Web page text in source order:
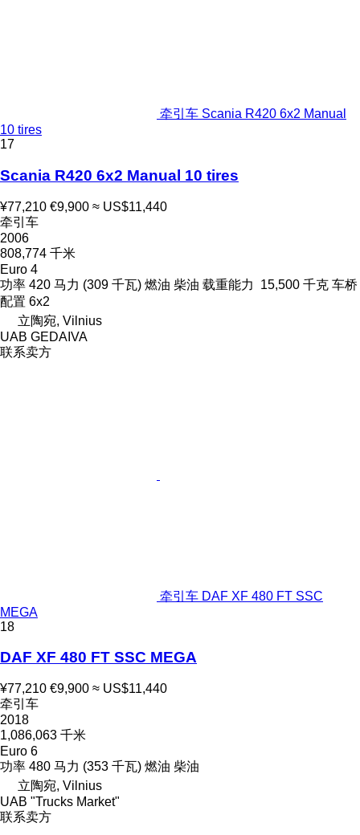
牵引车 Scania R420 6x2 Manual
10 tires
17
Scania R420 6x2 Manual 10 tires
¥77,210 €9,900 ≈ US$11,440
牵引车
2006
808,774 千米
Euro 4
功率 420 马力 (309 千瓦) 燃油 柴油 载重能力 15,500 千克 车桥
配置 6x2
立陶宛, Vilnius
UAB GEDAIVA
联系卖方
牵引车 DAF XF 480 FT SSC
MEGA
18
DAF XF 480 FT SSC MEGA
¥77,210 €9,900 ≈ US$11,440
牵引车
2018
1,086,063 千米
Euro 6
功率 480 马力 (353 千瓦) 燃油 柴油
立陶宛, Vilnius
UAB "Trucks Market"
联系卖方